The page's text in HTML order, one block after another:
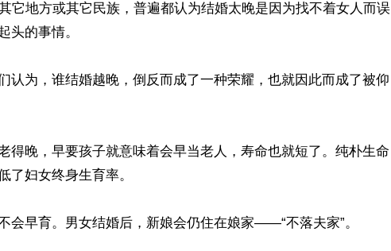
它地方或其它民族，普遍都认为结婚太晚是因为找不着女人而误
头的事情。
认为，谁结婚越晚，倒反而成了一种荣耀，也就因此而成了被仰
得晚，早要孩子就意味着会早当老人，寿命也就短了。纯朴生命
了妇女终身生育率。
会早育。男女结婚后，新娘会仍住在娘家——“不落夫家”。